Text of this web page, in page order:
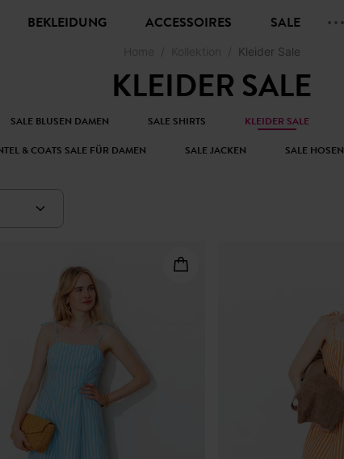
BEKLEIDUNG ACCESSOIRES SALE
Kleider Sale
KLEIDER SALE
SALE BLUSEN DAMEN SALE SHIRTS KLEIDER SALE
& COATS SALE FÜR DAMEN
SALE JACKEN SALE HOSEN